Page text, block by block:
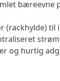
og hurtig